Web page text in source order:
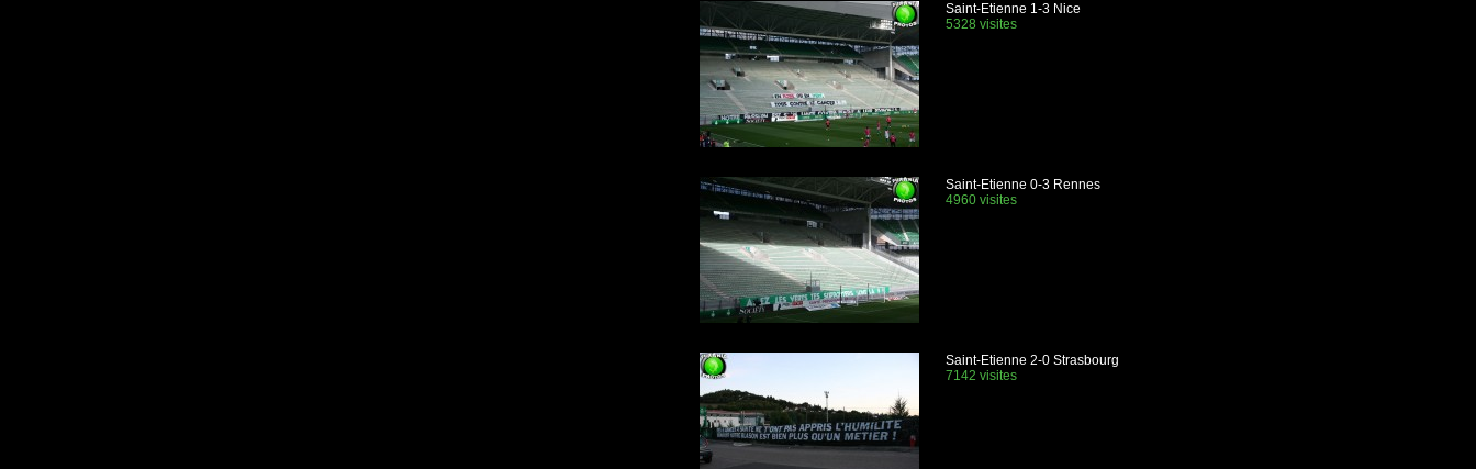
Saint-Etienne 1-3 Nice
5328 visites
Saint-Etienne 0-3 Rennes
4960 visites
Saint-Etienne 2-0 Strasbourg
7142 visites